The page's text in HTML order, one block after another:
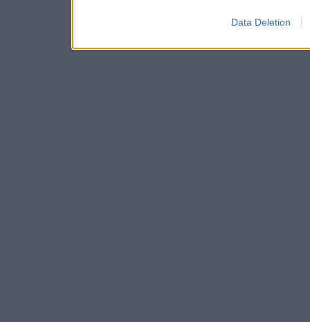
Data Deletion